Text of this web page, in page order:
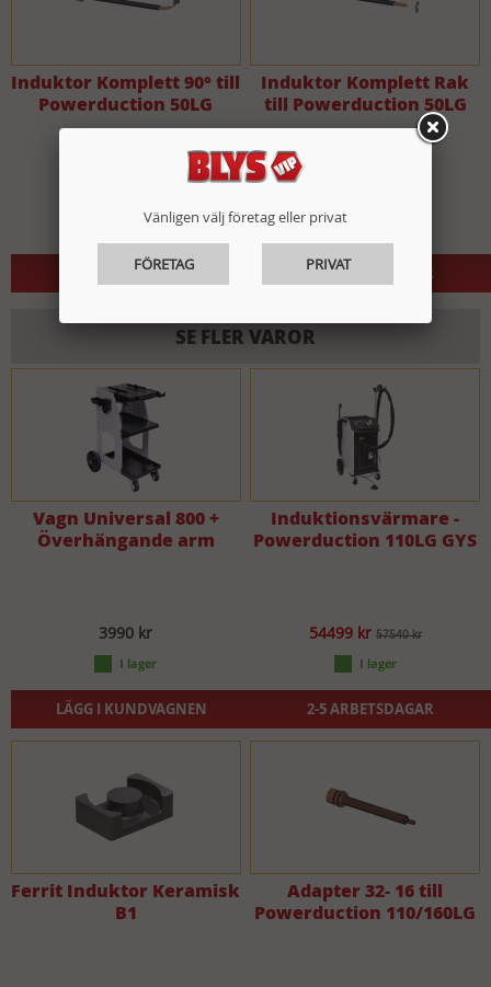
Induktor Komplett 90° till
Powerduction 50LG
2-5 ARBETSDAGAR
Induktor Komplett Rak
till Powerduction 50LG
2-5 ARBETSDAGAR
SE FLER VAROR
Vagn Universal 800 +
Överhängande arm
3990 kr
LÄGG I KUNDVAGNEN
Induktionsvärmare -
Powerduction 110LG GYS
54499 kr 57540 kr
2-5 ARBETSDAGAR
Ferrit Induktor Keramisk
B1
Adapter 32- 16 till
Powerduction 110/160LG
Vänligen välj företag eller privat
FÖRETAG PRIVAT